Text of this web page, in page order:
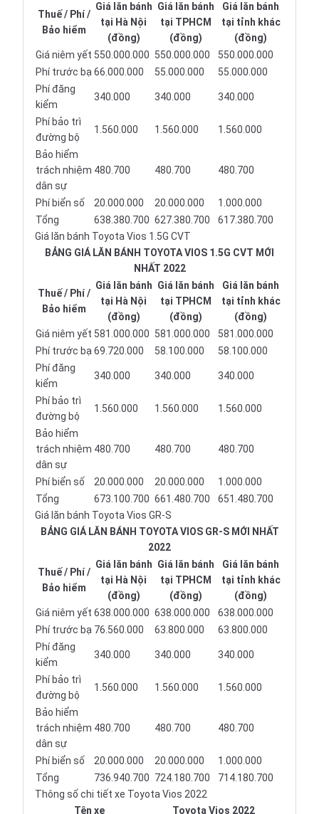
Thuế / Phí /
Bảo hiểm
Giá lăn bánh
tại Hà Nội
(đồng)
Giá lăn bánh
tại TPHCM
(đồng)
Giá lăn bánh
tại tỉnh khác
(đồng)
Giá niêm yết 550.000.000 550.000.000
550.000.000
Phí trước bạ 66.000.000 55.000.000
55.000.000
Phí đăng
kiểm
340.000 340.000 340.000
Phí bảo trì
đường bộ
1.560.000 1.560.000 1.560.000
Bảo hiểm
trách nhiệm
dân sự
480.700 480.700 480.700
Phí biển số 20.000.000 20.000.000
1.000.000
Tổng
638.380.700 627.380.700
617.380.700
Giá lăn bánh Toyota Vios 1.5G CVT
BẢNG GIÁ LĂN BÁNH TOYOTA VIOS 1.5G CVT MỚI
NHẤT 2022
Thuế / Phí /
Bảo hiểm
Giá lăn bánh
tại Hà Nội
(đồng)
Giá lăn bánh
tại TPHCM
(đồng)
Giá lăn bánh
tại tỉnh khác
(đồng)
Giá niêm yết 581.000.000 581.000.000
581.000.000
Phí trước bạ 69.720.000 58.100.000
58.100.000
Phí đăng
kiểm
340.000 340.000 340.000
Phí bảo trì
đường bộ
1.560.000 1.560.000 1.560.000
Bảo hiểm
trách nhiệm
dân sự
480.700 480.700 480.700
Phí biển số 20.000.000 20.000.000
1.000.000
Tổng
673.100.700 661.480.700
651.480.700
Giá lăn bánh Toyota Vios GR-S
BẢNG GIÁ LĂN BÁNH TOYOTA VIOS GR-S MỚI NHẤT
2022
Thuế / Phí /
Bảo hiểm
Giá lăn bánh
tại Hà Nội
(đồng)
Giá lăn bánh
tại TPHCM
(đồng)
Giá lăn bánh
tại tỉnh khác
(đồng)
Giá niêm yết 638.000.000 638.000.000
638.000.000
Phí trước bạ 76.560.000 63.800.000
63.800.000
Phí đăng
kiểm
340.000 340.000 340.000
Phí bảo trì
đường bộ
1.560.000 1.560.000 1.560.000
Bảo hiểm
trách nhiệm
dân sự
480.700 480.700 480.700
Phí biển số 20.000.000 20.000.000
1.000.000
Tổng
736.940.700 724.180.700
714.180.700
Thông số chi tiết xe Toyota Vios 2022
Tên xe
Toyota Vios 2022